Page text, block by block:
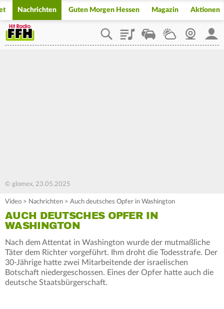
Nachrichten Guten Morgen Hessen Magazin Aktionen
PlaylistStaupilotWetterWebcam
© glomex, 23.05.2025
Video > Nachrichten > Auch deutsches Opfer in Washington
AUCH DEUTSCHES OPFER IN
WASHINGTON
Nach dem Attentat in Washington wurde der mutmaßliche
Täter dem Richter vorgeführt. Ihm droht die Todesstrafe. Der
30-Jährige hatte zwei Mitarbeitende der israelischen
Botschaft niedergeschossen. Eines der Opfer hatte auch die
deutsche Staatsbürgerschaft.